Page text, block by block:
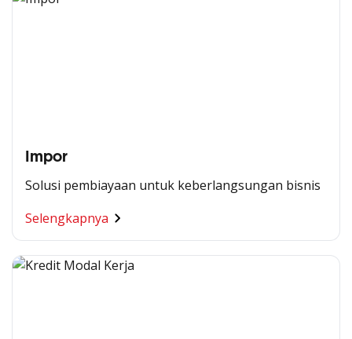
Impor
Solusi pembiayaan untuk keberlangsungan bisnis
Selengkapnya